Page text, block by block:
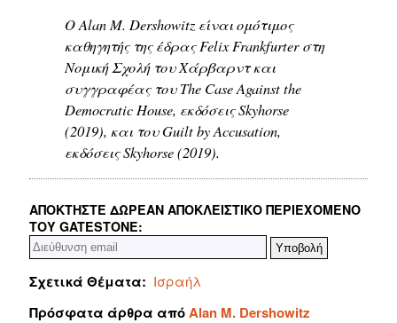
Ο Alan M. Dershowitz είναι ομότιμος
καθηγητής της έδρας Felix Frankfurter στη
Νομική Σχολή του Χάρβαρντ και
συγγραφέας τουThe Case Against the
Democratic House, εκδόσειςSkyhorse
(2019), και τουGuilt by Accusation,
εκδόσειςSkyhorse(2019).
ΑΠΟΚΤΉΣΤΕ ΔΩΡΕΆΝ ΑΠΟΚΛΕΙΣΤΙΚΌ ΠΕΡΙΕΧΌΜΕΝΟ
ΤΟΥ GATESTONE:
Σχετικά Θέματα: Ισραήλ
Πρόσφατα άρθρα απόAlan M. Dershowitz